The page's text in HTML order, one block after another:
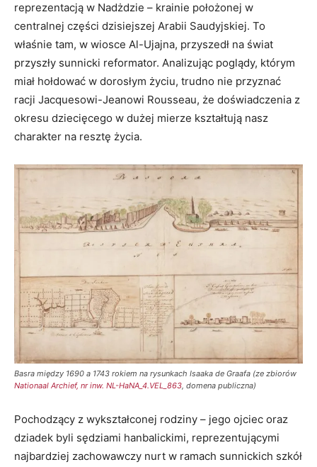
reprezentacją w Nadżdzie – krainie położonej w
centralnej części dzisiejszej Arabii Saudyjskiej. To
właśnie tam, w wiosce Al-Ujajna, przyszedł na świat
przyszły sunnicki reformator. Analizując poglądy, którym
miał hołdować w dorosłym życiu, trudno nie przyznać
racji Jacquesowi-Jeanowi Rousseau, że doświadczenia z
okresu dziecięcego w dużej mierze kształtują nasz
charakter na resztę życia.
Basra między 1690 a 1743 rokiem na rysunkach Isaaka de Graafa (ze zbiorów
Nationaal Archief, nr inw. NL-HaNA_4.VEL_863, domena publiczna)
Pochodzący z wykształconej rodziny – jego ojciec oraz
dziadek byli sędziami hanbalickimi, reprezentującymi
najbardziej zachowawczy nurt w ramach sunnickich szkół